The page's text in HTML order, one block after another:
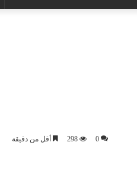
0
298 أقل من دقيقة